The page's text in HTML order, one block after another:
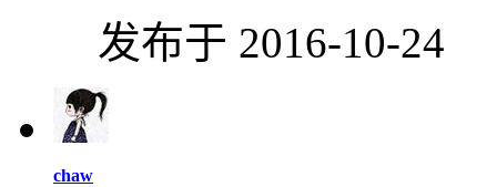
发布于 2016-10-24
chaw